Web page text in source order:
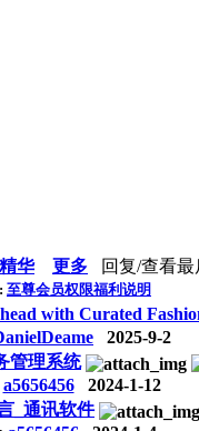
精华 更多 回复/查看最
至尊会员权限福利说明
with Curated
2025-9-2
管理系统
a56564562024-1-12
_通讯软件